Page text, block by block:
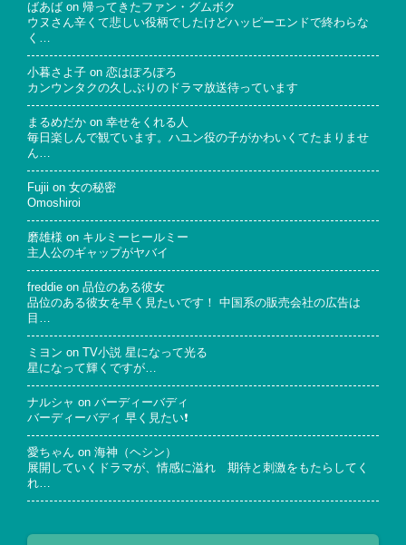
ばあば on 帰ってきたファン・グムボク
ウヌさん辛くて悲しい役柄でしたけどハッピーエンドで終わらな
く…
小暮さよ子 on 恋はぽろぽろ
カンウンタクの久しぶりのドラマ放送待っています
まるめだか on 幸せをくれる人
毎日楽しんで観ています。ハユン役の子がかわいくてたまりませ
ん…
Fujii on 女の秘密
Omoshiroi
磨雄様 on キルミーヒールミー
主人公のギャップがヤバイ
freddie on 品位のある彼女
品位のある彼女を早く見たいです！ 中国系の販売会社の広告は
目…
ミヨン on
TV小説 星になって光る
星になって輝くですが…
ナルシャ on バーディーバディ
バーディーバディ 早く見たい❗
愛ちゃん on 海神（ヘシン）
展開していくドラマが、情感に溢れ 期待と刺激をもたらしてく
れ…